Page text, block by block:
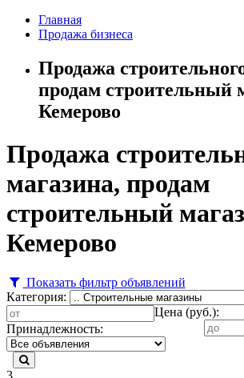
Главная
Продажа бизнеса
Продажа
продам строительный
Кемерово
Продажа
магазина, продам
строительный
Кемерово
Показать фильтр объявлений
Категория:
Цена (руб.):
Принадлежность:
3